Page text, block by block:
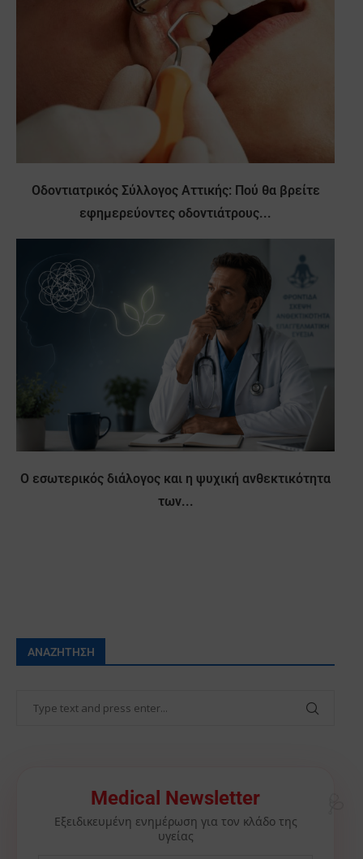
Οδοντιατρικός Σύλλογος Αττικής: Πού θα βρείτε
εφημερεύοντες οδοντιάτρους...
Ο εσωτερικός διάλογος και η ψυχική ανθεκτικότητα
των...
ΑΝΑΖΉΤΗΣΗ
Medical Newsletter
Εξειδικευμένη ενημέρωση για τον κλάδο της
υγείας